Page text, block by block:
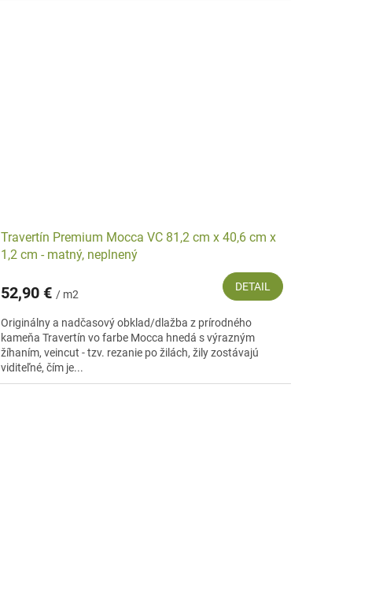
Travertín Premium Mocca VC 81,2 cm x 40,6 cm x
1,2 cm - matný, neplnený
52,90 € / m2
DETAIL
Originálny a nadčasový obklad/dlažba z prírodného
kameňa Travertín vo farbe Mocca hnedá s výrazným
žíhaním, veincut - tzv. rezanie po žilách, žily zostávajú
viditeľné, čím je...